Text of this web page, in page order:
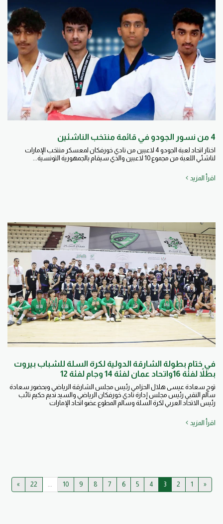
4 من نسور الجودو في قائمة منتخب الناشئين
اختار اتحاد لعبة الجودو 4 لاعبين من نادي خورفكان لمعسكر منتخب الإمارات
لناشئي اللعبة من مجموع 10 لاعبين والذي سيقام بالجمهورية التونسية...
اقرأ المزيد
في ختام بطولة الشارقة الدولية لكرة السلة للشباب بيروت
بطلاً لفئة 16واتحاد عمان لفئة 14 وجام لفئة 12
توج سعادة عيسى هلال الحزامي رئيس مجلس الشارقة الرياضي وبحضور سعادة
سالم النقبي رئيس مجلس إدارة نادي خورفكان الرياضي والسيد نديم حكيم نائب
رئيس الاتحاد العربي لكرة السلة وسالم المطوع عضو اتحاد الإمارات
اقرأ المزيد
«
1
2
3
4
5
6
7
8
9
10
22
»